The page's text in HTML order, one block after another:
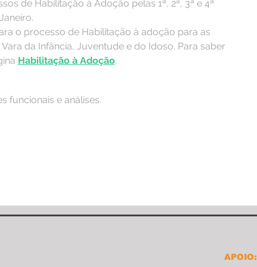
de Habilitação à Adoção pelas 1ª, 2ª, 3ª e 4ª
o processo de Habilitação à adoção para as
da Infância, Juventude e do Idoso. Para saber
Habilitação à Adoção.
funcionais e análises.
APOIO: